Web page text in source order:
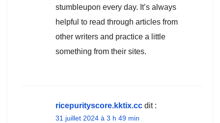
stumbleupon every day. It’s always
helpful to read through articles from
other writers and practice a little
something from their sites.
ricepurityscore.kktix.cc dit :
31 juillet 2024 à 3 h 49 min